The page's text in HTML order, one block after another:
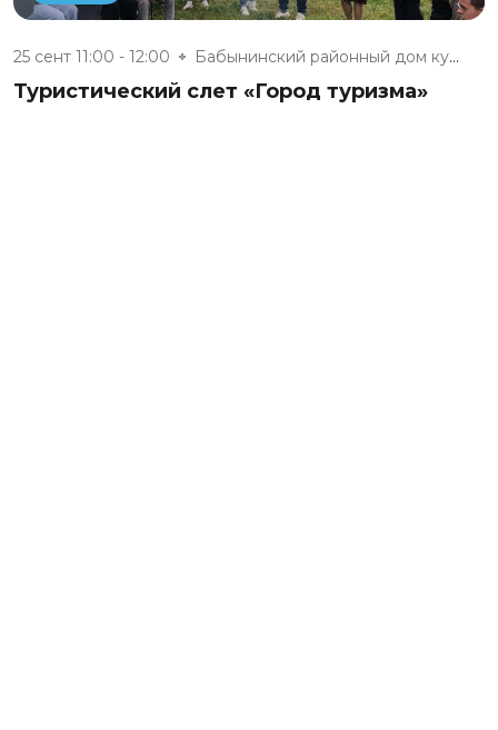
25 сент 11:00 - 12:00 Бабынинский районный дом культ...
Туристический слет «Город туризма»